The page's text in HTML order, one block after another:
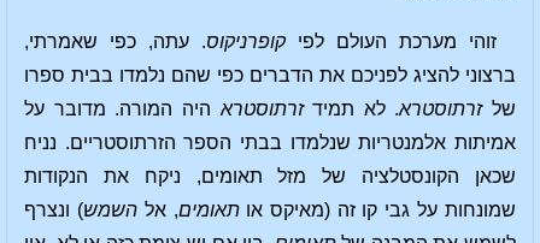
זוהי מערכת העולם לפיקופרניקוס. עתה, כפי שאמרתי,
ברצוני להציג לפניכם את הדברים כפי שהם נלמדו בבית ספרו
שלזרתוסטרא. לא תמידזרתוסטרא היה המורה. מדובר על
אמיתות אלמנטריות שנלמדו בבתי הספר הזרתוסטריים. נניח
שכאן הקונסטלציה של מזל תאומים, ניקח את הנקודות
שמונחות על גבי קו זה (מאיקס אותאומים, אל השמש) ונצרף